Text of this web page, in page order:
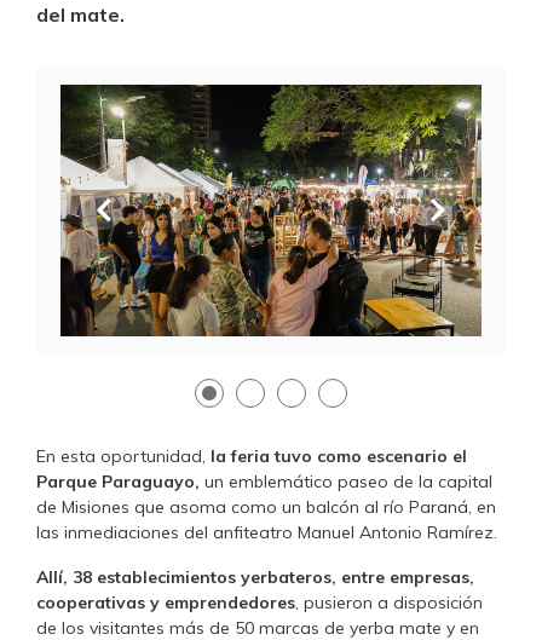
del mate.
Anterior
En esta oportunidad, la feria tuvo como escenario el
Parque Paraguayo, un emblemático paseo de la capital
de Misiones que asoma como un balcón al río Paraná, en
las inmediaciones del anfiteatro Manuel Antonio Ramírez.
Allí, 38 establecimientos yerbateros, entre empresas,
cooperativas y emprendedores, pusieron a disposición
de los visitantes más de 50 marcas de yerba mate y en